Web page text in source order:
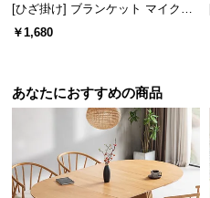
[ひざ掛け] ブランケット マイクロ
ファイバー
￥1,680
あなたにおすすめの商品